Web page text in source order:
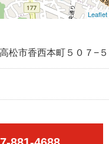
Leaflet
松市香西本町５０７−５